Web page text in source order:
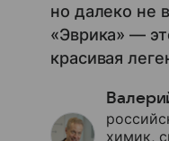
но далеко не
«Эврика» —
красивая
химик,